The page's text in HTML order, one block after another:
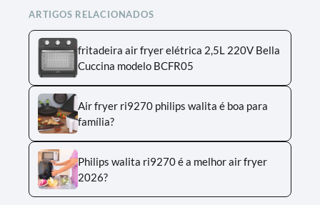
ARTIGOS RELACIONADOS
fritadeira air fryer elétrica 2,5L 220V Bella
Cuccina modelo BCFR05
Air fryer ri9270 philips walita é boa para
família?
Philips walita ri9270 é a melhor air fryer
2026?